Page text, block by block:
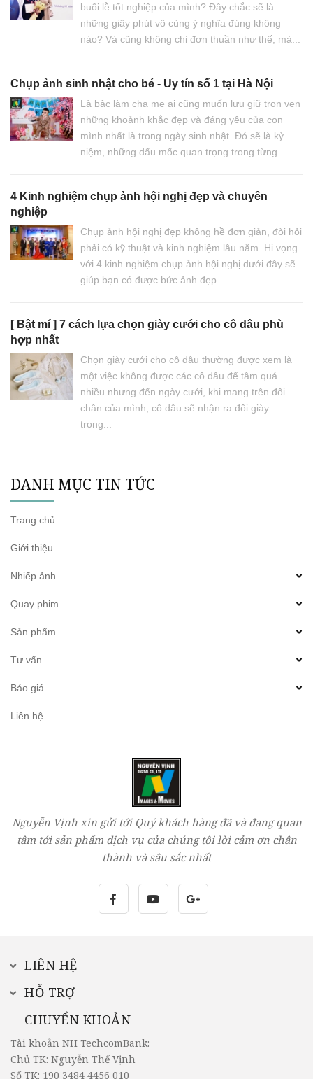
buổi lễ tốt nghiệp của mình? Đây chắc sẽ là
những giây phút vô cùng ý nghĩa đúng không
nào? Và cũng không chỉ đơn thuần như thế, mà...
Chụp ảnh sinh nhật cho bé - Uy tín số 1 tại Hà Nội
Là bậc làm cha mẹ ai cũng muốn lưu giữ trọn vẹn
những khoảnh khắc đẹp và đáng yêu của con
mình nhất là trong ngày sinh nhật. Đó sẽ là kỷ
niệm, những dấu mốc quan trọng trong từng...
4 Kinh nghiệm chụp ảnh hội nghị đẹp và chuyên
nghiệp
Chụp ảnh hội nghị đẹp không hề đơn giản, đòi hỏi
phải có kỹ thuật và kinh nghiệm lâu năm. Hi vọng
với 4 kinh nghiệm chụp ảnh hội nghị dưới đây sẽ
giúp bạn có được bức ảnh đẹp...
[ Bật mí ] 7 cách lựa chọn giày cưới cho cô dâu phù
hợp nhất
Chọn giày cưới cho cô dâu thường được xem là
một việc không được các cô dâu để tâm quá
nhiều nhưng đến ngày cưới, khi mang trên đôi
chân của mình, cô dâu sẽ nhận ra đôi giày
trong...
DANH MỤC TIN TỨC
Trang chủ
Giới thiệu
Nhiếp ảnh
Quay phim
Sản phẩm
Tư vấn
Báo giá
Liên hệ
Nguyễn Vịnh xin gửi tới Quý khách hàng đã và đang quan
tâm tới sản phẩm dịch vụ của chúng tôi lời cảm ơn chân
thành và sâu sắc nhất
LIÊN HỆ
HỖ TRỢ
CHUYỂN KHOẢN
Tài khoản NH TechcomBank:
Chủ TK: Nguyễn Thế Vịnh
Số TK: 190 3484 4456 010